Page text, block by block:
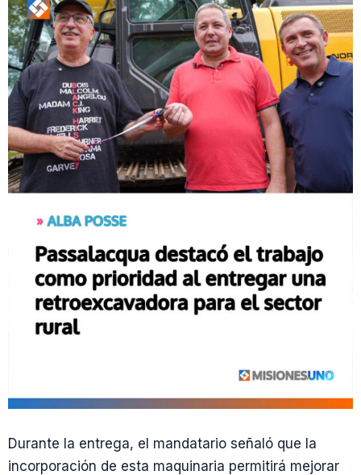
Durante la entrega, el mandatario señaló que la
incorporación de esta maquinaria permitirá mejorar